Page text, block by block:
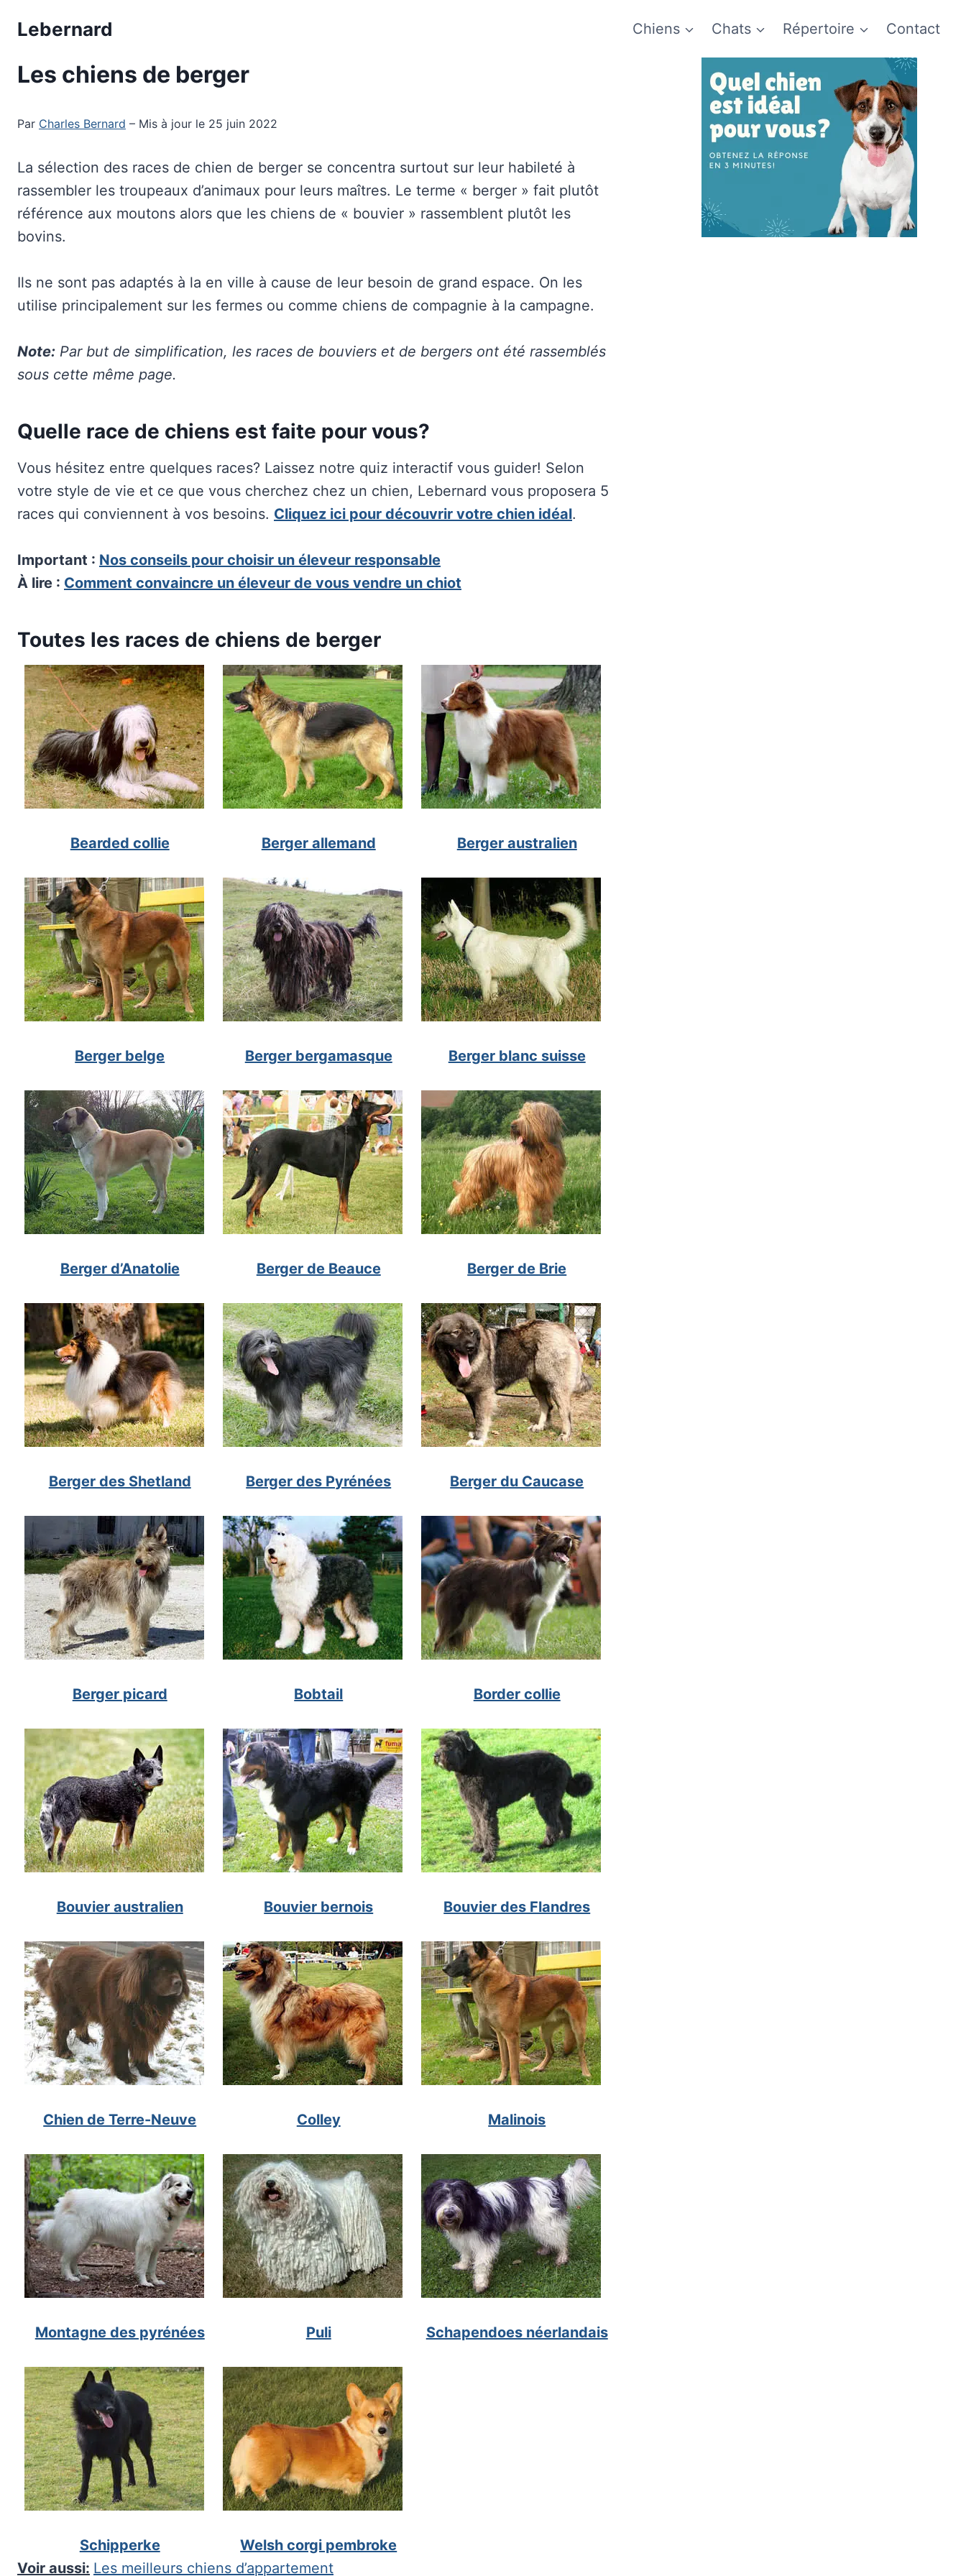
Lebernard Chiens Chats Répertoire Contact
Les chiens de berger
Par Charles Bernard – Mis à jour le 25 juin 2022
La sélection des races de chien de berger se concentra surtout sur leur habileté à
rassembler les troupeaux d’animaux pour leurs maîtres. Le terme « berger » fait plutôt
référence aux moutons alors que les chiens de « bouvier » rassemblent plutôt les
bovins.
Ils ne sont pas adaptés à la en ville à cause de leur besoin de grand espace. On les
utilise principalement sur les fermes ou comme chiens de compagnie à la campagne.
Note: Par but de simplification, les races de bouviers et de bergers ont été rassemblés
sous cette même page.
Quelle race de chiens est faite pour vous?
Vous hésitez entre quelques races? Laissez notre quiz interactif vous guider! Selon
votre style de vie et ce que vous cherchez chez un chien, Lebernard vous proposera 5
races qui conviennent à vos besoins. Cliquez ici pour découvrir votre chien idéal.
Important : Nos conseils pour choisir un éleveur responsable
À lire : Comment convaincre un éleveur de vous vendre un chiot
Toutes les races de chiens de berger
Bearded collie
Berger belge
Berger d’Anatolie
Berger des Shetland
Berger picard
Bouvier australien
Chien de Terre-Neuve
Montagne des pyrénées
Schipperke
Berger allemand
Berger bergamasque
Berger de Beauce
Berger des Pyrénées
Bobtail
Bouvier bernois
Colley
Puli
Welsh corgi pembroke
Berger australien
Berger blanc suisse
Berger de Brie
Berger du Caucase
Border collie
Bouvier des Flandres
Malinois
Schapendoes néerlandais
Voir aussi: Les meilleurs chiens d’appartement